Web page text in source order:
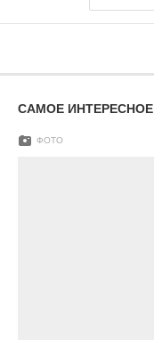
САМОЕ ИНТЕРЕСНОЕ
ФОТО